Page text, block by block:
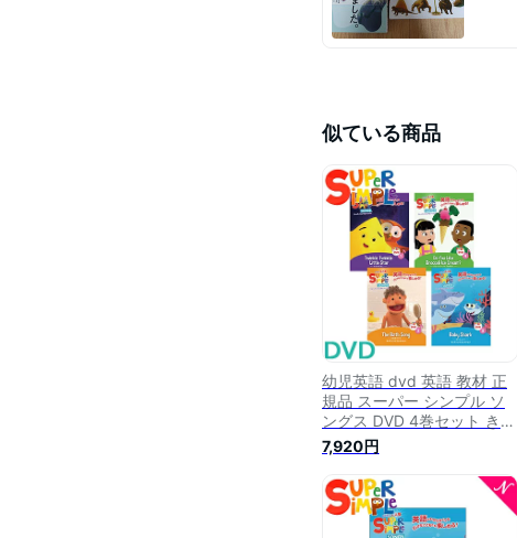
似ている商品
幼児英語 dvd 英語 教材 正
規品 スーパー シンプル ソ
ングス DVD 4巻セット きら
きらぼし 赤ちゃんサメ お風
呂のうた ブロッコリーアイ
スは好き？ super simple
songs キッズソングコレク
ション 知育教材 英語 DVD
7,920円